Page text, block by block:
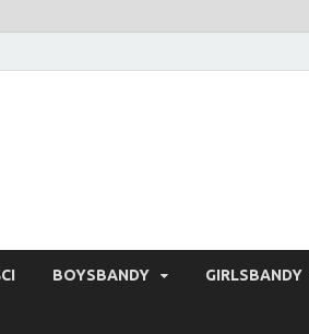
BOYSBANDY GIRLSBANDY